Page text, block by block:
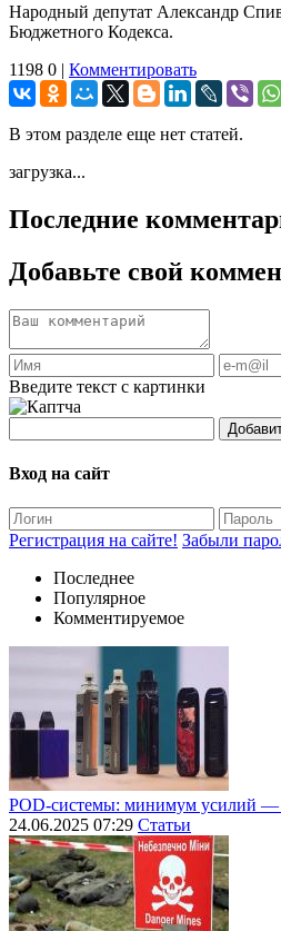
Народный депутат Александр
Бюджетного Кодекса.
1198 0 | Комментировать
В этом разделе еще нет статей.
загрузка...
Последние
Добавьте свой
Введите текст с картинки
Вход на сайт
Регистрация на сайте! Забыли
Последнее
Популярное
Комментируемое
POD-системы: минимум усилий —
24.06.2025 07:29 Статьи